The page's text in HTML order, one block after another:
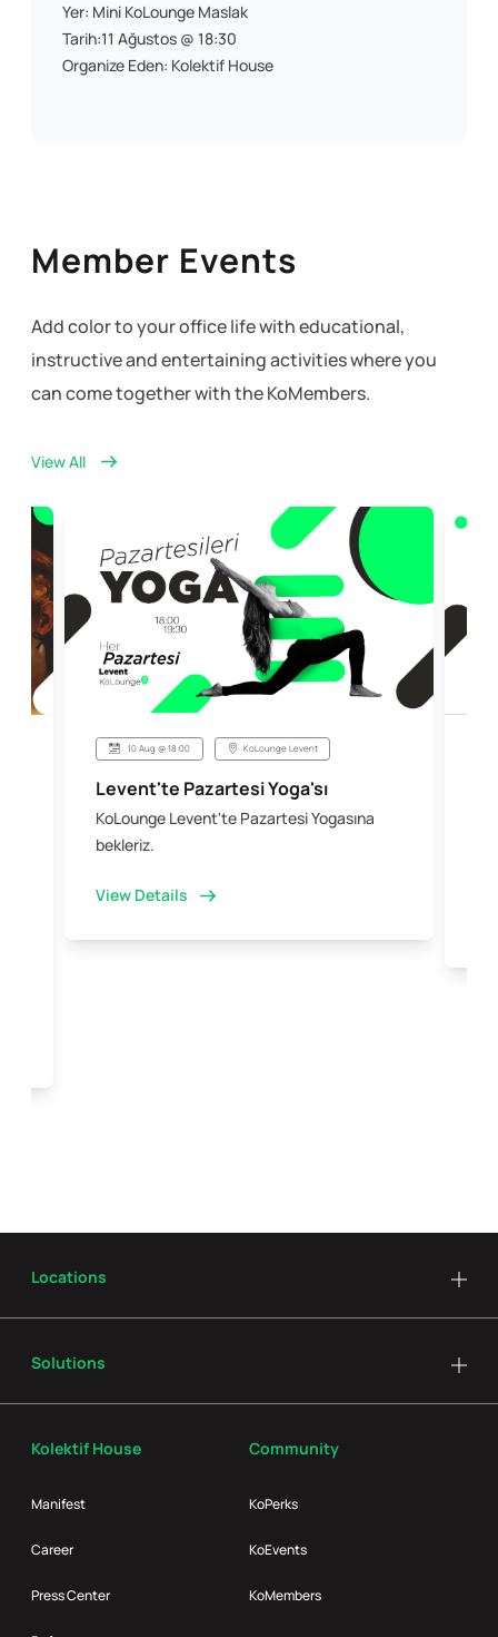
Yer: Mini KoLounge Maslak
Tarih:11 Ağustos @ 18:30
Organize Eden: Kolektif House
Member Events
Add color to your office life with educational,
instructive and entertaining activities where you
can come together with the KoMembers.
View All
10 Aug @ 18:00 KoLounge Levent
Levent'te Pazartesi Yoga'sı
KoLounge Levent'te Pazartesi Yogasına
bekleriz.
View Details
Kolektif House
Manifest
Career
Press Center
Community
KoPerks
KoEvents
KoMembers
Locations
Solutions